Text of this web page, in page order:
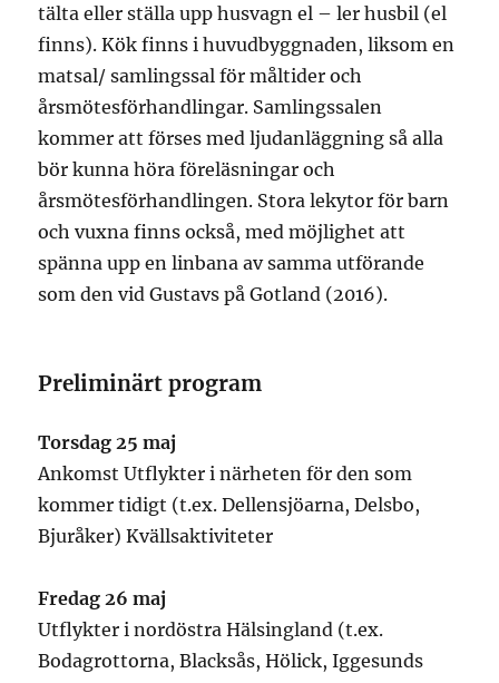
tälta eller ställa upp husvagn el – ler husbil (el
finns). Kök finns i huvudbyggnaden, liksom en
matsal/ samlingssal för måltider och
årsmötesförhandlingar. Samlingssalen
kommer att förses med ljudanläggning så alla
bör kunna höra föreläsningar och
årsmötesförhandlingen. Stora lekytor för barn
och vuxna finns också, med möjlighet att
spänna upp en linbana av samma utförande
som den vid Gustavs på Gotland (2016).
Preliminärt program
Torsdag 25 maj
Ankomst Utflykter i närheten för den som
kommer tidigt (t.ex. Dellensjöarna, Delsbo,
Bjuråker) Kvällsaktiviteter
Fredag 26 maj
Utflykter i nordöstra Hälsingland (t.ex.
Bodagrottorna, Blacksås, Hölick, Iggesunds